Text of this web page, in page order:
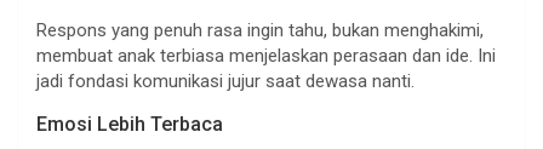
Respons yang penuh rasa ingin tahu, bukan menghakimi,
membuat anak terbiasa menjelaskan perasaan dan ide. Ini
jadi fondasi komunikasi jujur saat dewasa nanti.
Emosi Lebih Terbaca